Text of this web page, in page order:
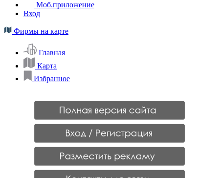
Моб.приложение
Вход
Фирмы на карте
Главная
Карта
Избранное